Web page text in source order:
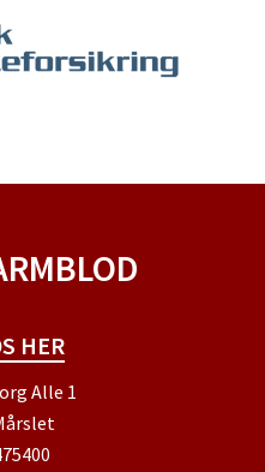
HER
Alle 1